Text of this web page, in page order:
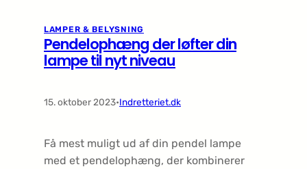
LAMPER & BELYSNING
Pendelophæng der løfter din
lampe til nyt niveau
15. oktober 2023•Indretteriet.dk
Få mest muligt ud af din pendel lampe
med et pendelophæng, der kombinerer